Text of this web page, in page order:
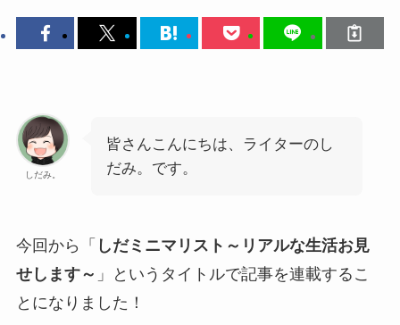
しだみ。
皆さんこんにちは、ライターのし
だみ。です。
今回から「 しだミニマリスト～リアルな生活お見
せします～ 」というタイトルで記事を連載するこ
とになりました！